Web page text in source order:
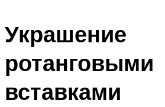
Украшение
ротанговыми
вставками